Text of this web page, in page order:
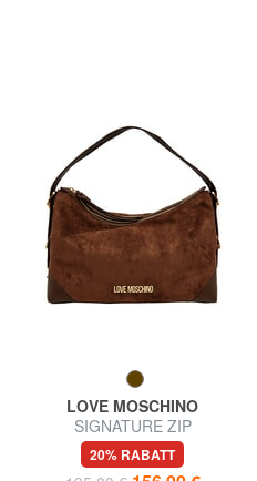
LOVE MOSCHINO
SIGNATURE ZIP
Schultertasche, verstellbar
20% RABATT